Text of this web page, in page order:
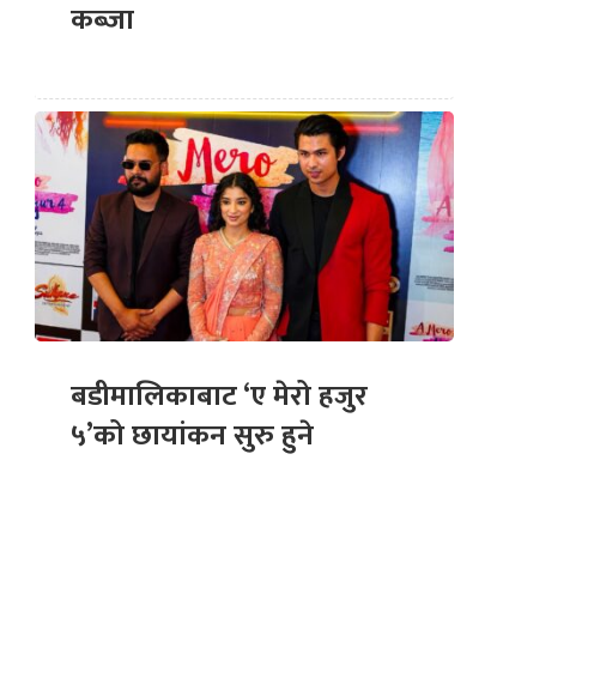
कब्जा
बडीमालिकाबाट ‘ए मेरो हजुर
५’को छायांकन सुरु हुने